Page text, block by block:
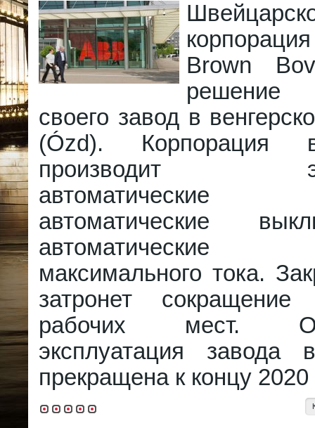
Brown
решение
своего завод в
(Ózd). Корпорация
производит
автоматические
автоматические
автоматические
максимального тока.
затронет
рабочих мест.
эксплуатация
прекращена к концу 2020